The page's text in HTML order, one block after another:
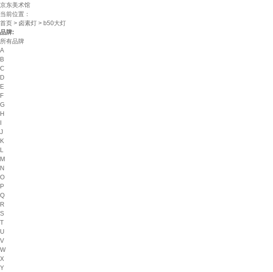
京东美术馆
当前位置：
首页 > 卤素灯 > b50大灯
品牌:
所有品牌
A
B
C
D
E
F
G
H
J
K
L
M
N
O
P
Q
R
S
T
U
V
W
X
Y